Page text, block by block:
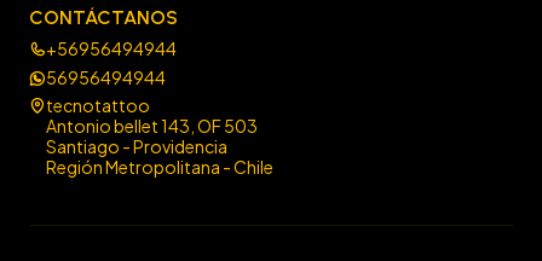
CONTÁCTANOS
+56956494944
56956494944
tecnotattoo
Antonio bellet 143, OF 503
Santiago - Providencia
Región Metropolitana - Chile